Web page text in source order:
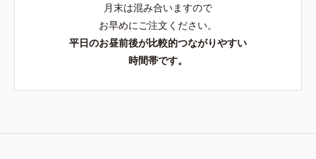
月末は混み合いますので
お早めにご注文ください。
平日のお昼前後が比較的つながりやすい
時間帯です。